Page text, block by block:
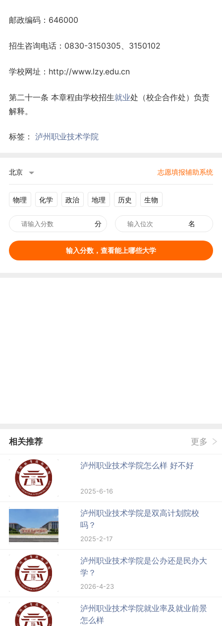
邮政编码：646000
招生咨询电话：0830-3150305、3150102
学校网址：http://www.lzy.edu.cn
第二十一条 本章程由学校招生就业处（校企合作处）负责
解释。
标签： 泸州职业技术学院
北京 志愿填报辅助系统
物理 化学 政治 地理 历史 生物
分 名
输入分数，查看能上哪些大学
相关推荐 更多
泸州职业技术学院怎么样 好不好
2025-6-16
泸州职业技术学院是双高计划院校
吗？
2025-2-17
泸州职业技术学院是公办还是民办大
学？
2026-4-23
泸州职业技术学院就业率及就业前景
怎么样